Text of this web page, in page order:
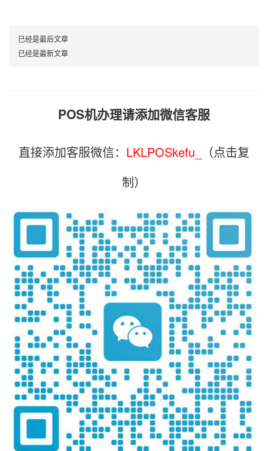
已经是最后文章
已经是最新文章
POS机办理请添加微信客服
直接添加客服微信： LKLPOSkefu_
（点击复
制）